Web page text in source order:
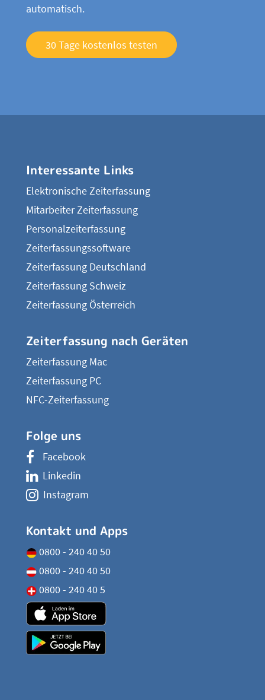
automatisch.
30 Tage kostenlos testen
Interessante Links
Elektronische Zeiterfassung
Mitarbeiter Zeiterfassung
Personalzeiterfassung
Zeiterfassungssoftware
Zeiterfassung Deutschland
Zeiterfassung Schweiz
Zeiterfassung Österreich
Zeiterfassung nach Geräten
Zeiterfassung Mac
Zeiterfassung PC
NFC-Zeiterfassung
Folge uns
Facebook
Linkedin
Instagram
Kontakt und Apps
0800 - 240 40 50
0800 - 240 40 50
0800 - 240 40 5